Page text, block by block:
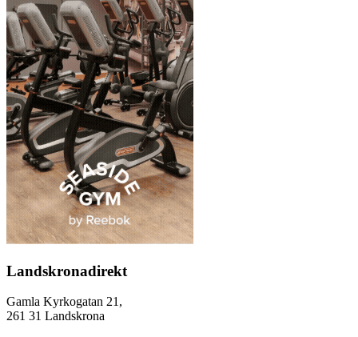
Landskronadirekt
Gamla Kyrkogatan 21,
261 31 Landskrona